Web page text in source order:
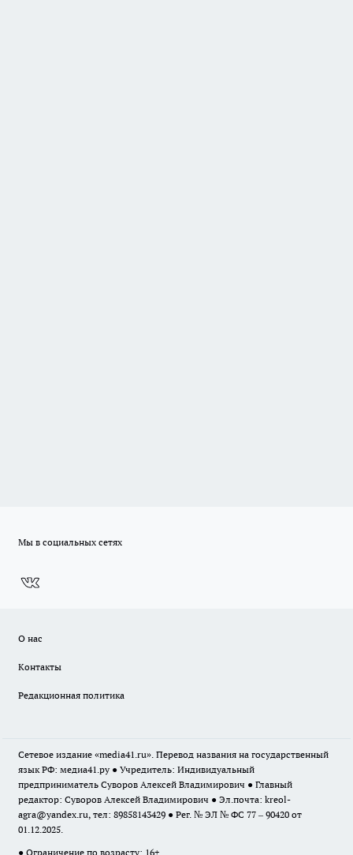
Мы в социальных сетях
О нас
Контакты
Редакционная политика
Сетевое издание «media41.ru». Перевод названия на государственный
язык РФ: медиа41.ру ● Учредитель: Индивидуальный
предприниматель Суворов Алексей Владимирович ● Главный
редактор: Суворов Алексей Владимирович ● Эл.почта: kreol-
agra@yandex.ru, тел: 89858143429 ● Рег. № ЭЛ № ФС 77 – 90420 от
01.12.2025.
● Ограничение по возрасту: 16+